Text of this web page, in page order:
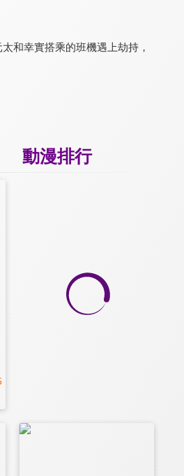
和幸實搭乘的班機遇上劫持，
動漫排行